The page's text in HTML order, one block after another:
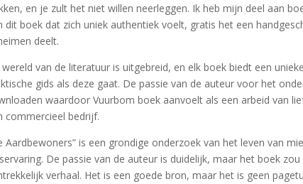
en je zult het niet willen neerleggen. Ik heb mijn deel aan
dit boek dat zich uniek authentiek voelt, gratis het een
deelt.
wereld van de literatuur is uitgebreid, en elk boek biedt een
gids als deze gaat. De passie van de auteur voor het
waardoor Vuurbom boek aanvoelt als een arbeid van
commercieel bedrijf.
Aardbewoners” is een grondige onderzoek van het leven van
De passie van de auteur is duidelijk, maar het boek
verhaal. Het is een goede bron, maar het is geen